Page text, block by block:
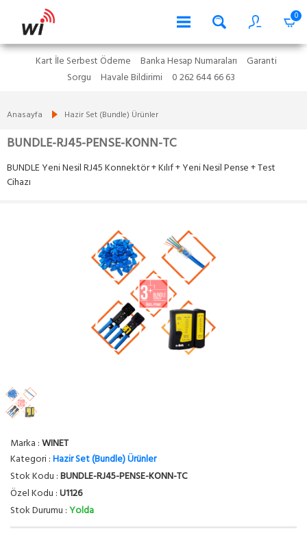
0
Kart İle Serbest Ödeme Banka Hesap Numaraları
Garanti
Sorgu
Havale Bildirimi 0 262 644 66 63
Anasayfa Hazir Set (Bundle) Ürünler
BUNDLE-RJ45-PENSE-KONN-TC
BUNDLE Yeni Nesil RJ45 Konnektör + Kılıf + Yeni Nesil Pense + Test
Cihazı
Marka :WINET
Kategori :Hazir Set (Bundle) Ürünler
Stok Kodu :BUNDLE-RJ45-PENSE-KONN-TC
Özel Kodu :U1126
Stok Durumu :Yolda